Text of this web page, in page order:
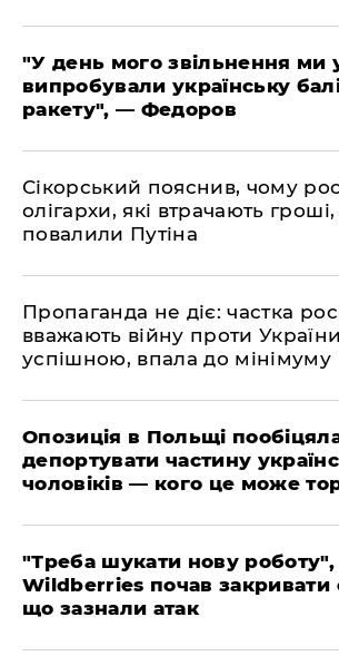
​"У день мого звільнення ми
випробували українську
ракету", — Федоров
​Сікорський пояснив, чому
олігархи, які втрачають
повалили Путіна
​Пропаганда не діє: частка
вважають війну проти України
успішною, впала до мінімуму
​Опозиція в Польщі
депортувати частину
чоловіків — кого це може
​"Треба шукати нову
Wildberries почав закривати
що зазнали атак